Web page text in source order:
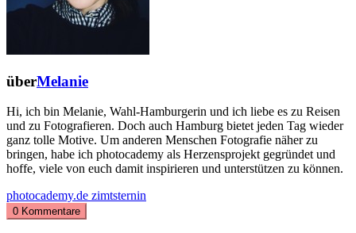
überMelanie
Hi, ich bin Melanie, Wahl-Hamburgerin und ich liebe es zu Reisen
und zu Fotografieren. Doch auch Hamburg bietet jeden Tag wieder
ganz tolle Motive. Um anderen Menschen Fotografie näher zu
bringen, habe ich photocademy als Herzensprojekt gegründet und
hoffe, viele von euch damit inspirieren und unterstützen zu können.
photocademy.de zimtsternin
0 Kommentare